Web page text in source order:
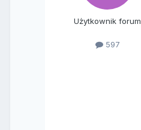
Użytkownik forum
597